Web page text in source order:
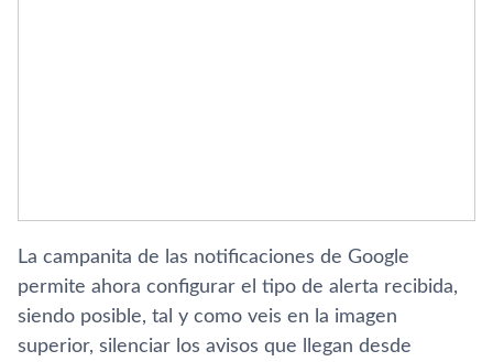
La campanita de las notificaciones de Google
permite ahora configurar el tipo de alerta recibida,
siendo posible, tal y como veis en la imagen
superior, silenciar los avisos que llegan desde